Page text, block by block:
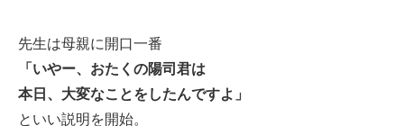
先生は母親に開口一番
「いやー、おたくの陽司君は
本日、大変なことをしたんですよ」
といい説明を開始。